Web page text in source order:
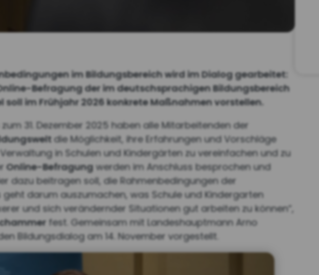
im Bildungsbereich wird im Dialog gearbeitet:
Befragung der im deutschsprachigen Bildungsbereich
im Frühjahr 2026 konkrete Maßnahmen vorstellen.
31. Dezember 2025 haben alle Mitarbeitenden der
die Möglichkeit, ihre Erfahrungen und Vorschläge
in Schulen und Kindergärten zu vereinfachen und zu
Online-Befragung werden im Anschluss besprochen und
dazu beitragen soll, die Rahmenbedingungen der
geht darum auszumachen, was Schule und Kindergarten
und sich verändernder Situationen gut arbeiten zu können“,
fest. Gemeinsam mit Landeshauptmann Arno
Bildungsdialog am 14. November vorgestellt.